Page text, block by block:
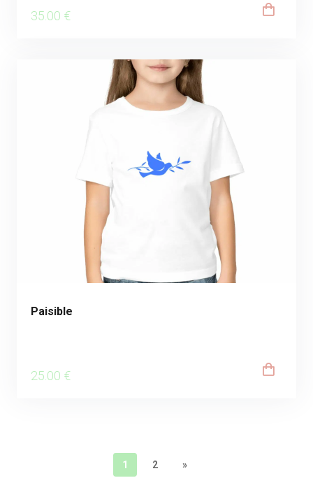
35 .00 €
Paisible
25 .00 €
1 2 »